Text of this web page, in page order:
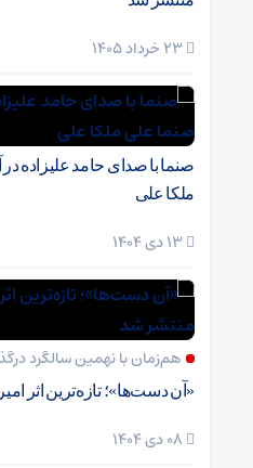
صنما با صدای حامد علیزاده
ملکا علی
هم‌زمان با نهمین سالگرد
«آن دست‌ها»؛ تازه‌ترین اثر